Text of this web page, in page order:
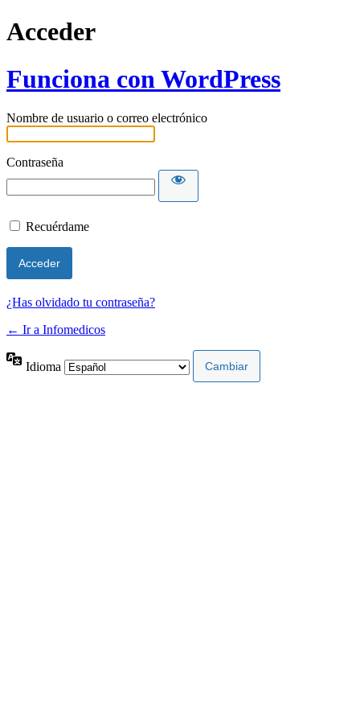
Acceder
Funciona con WordPress
Nombre de usuario o correo electrónico
Contraseña
Recuérdame
¿Has olvidado tu contraseña?
← Ir a Infomedicos
Idioma